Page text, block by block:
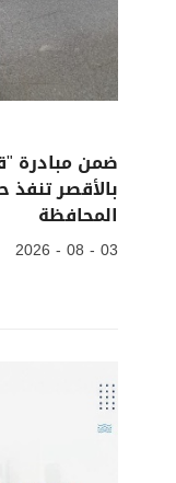
ضمن مبادرة
بالأقصر
المحافظة
03 - 08 - 2026